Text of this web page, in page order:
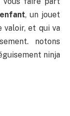
, un jouet
valoir, et qui va
notons
ninja